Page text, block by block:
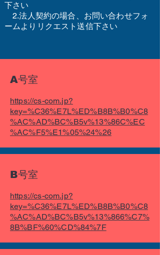
下さい
2.法人契約の場合、お問い合わせフォ
ームよりリクエスト送信下さい
A号室
https://cs-com.jp?
key=%C36%E7L%ED%B8B%B0%C8
%AC%AD%BC%B5v%13%86C%EC
%AC%F5%E1%05%24%26
B号室
https://cs-com.jp?
key=%C36%E7L%ED%B8B%B0%C8
%AC%AD%BC%B5v%13%866%C7%
8B%BF%60%CD%84%7F